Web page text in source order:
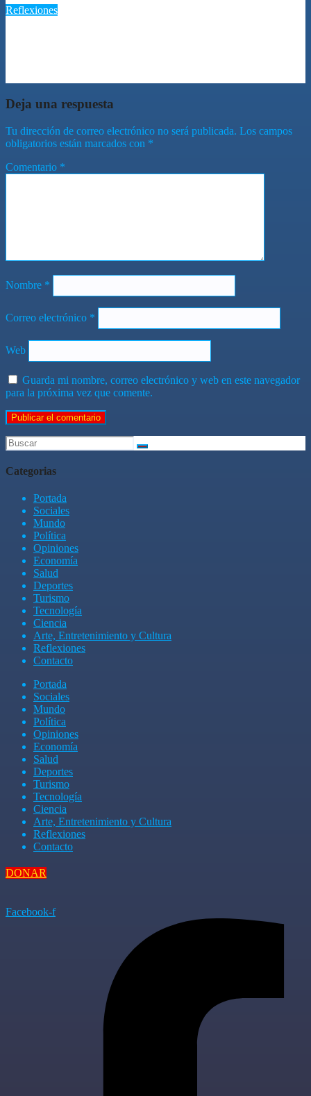
Reflexiones
Deja una respuesta
Tu dirección de correo electrónico no será publicada. Los campos
obligatorios están marcados con *
Comentario *
Nombre *
Correo electrónico *
Web
Guarda mi nombre, correo electrónico y web en este navegador
para la próxima vez que comente.
Categorias
Portada
Sociales
Mundo
Política
Opiniones
Economía
Salud
Deportes
Turismo
Tecnología
Ciencia
Arte, Entretenimiento y Cultura
Reflexiones
Contacto
Portada
Sociales
Mundo
Política
Opiniones
Economía
Salud
Deportes
Turismo
Tecnología
Ciencia
Arte, Entretenimiento y Cultura
Reflexiones
Contacto
DONAR
Facebook-f